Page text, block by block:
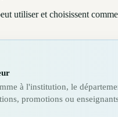
utiliser et choisissent
à l'institution, le
promotions ou